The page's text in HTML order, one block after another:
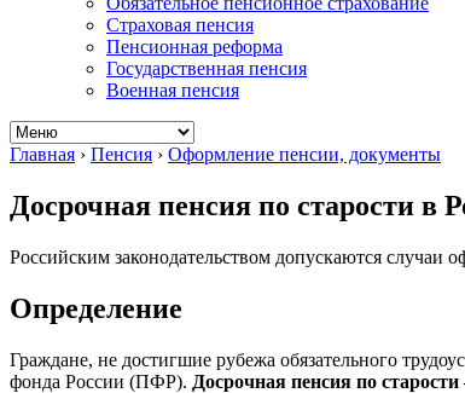
Страховая пенсия
Пенсионная реформа
Государственная пенсия
Военная пенсия
Главная › Пенсия › Оформление пенсии, документы
Досрочная пенсия по старости в
Российским законодательством допускаются случаи
Определение
Граждане, не достигшие рубежа обязательного
фонда России (ПФР). Досрочная пенсия по